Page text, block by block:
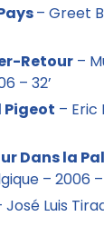
– Greet
Retour –
– 32’
Pigeot – Eric
Dans la
– 2006 –
José Luis